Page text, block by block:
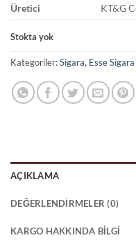
Üretici
KT&G
Stokta yok
Kategoriler:Sigara, Esse Sigara
AÇIKLAMA
DEĞERLENDIRMELER (0)
KARGO HAKKINDA BILGI